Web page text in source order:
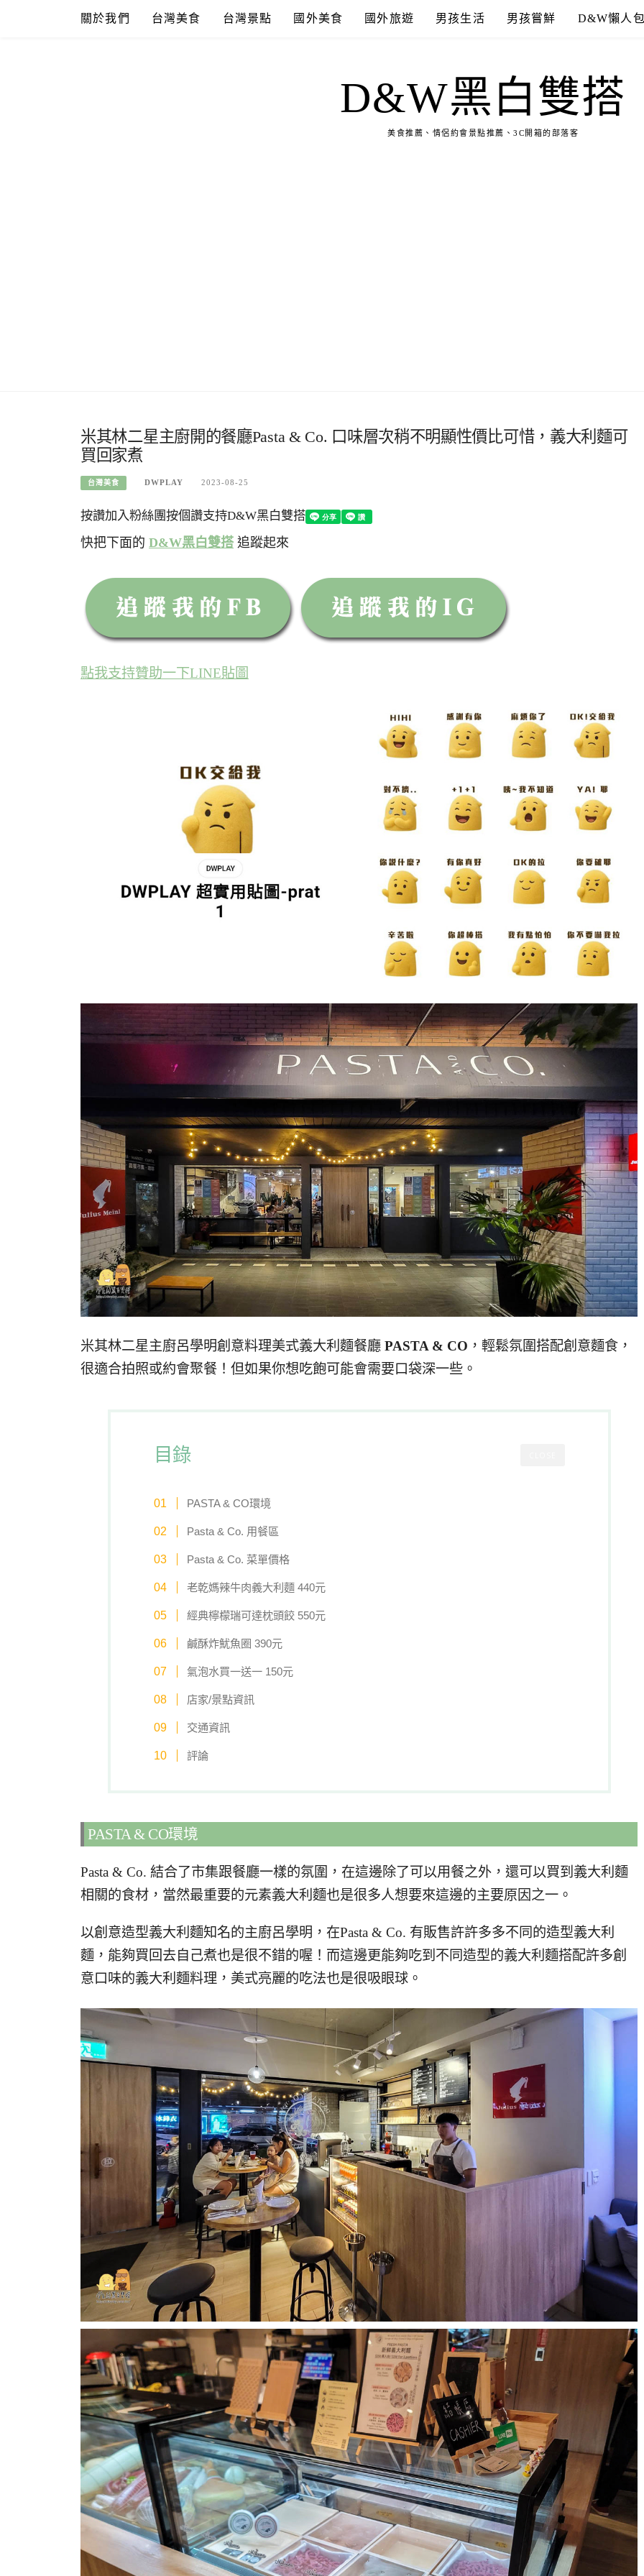
關於我們 台灣美食 台灣景點 國外美食 國外旅遊 男孩生活 男孩嘗鮮 D&W懶人
D&W黑白雙搭
美食推薦、情侶約會景點推薦、3C開箱的部落客
米其林二星主廚開的餐廳Pasta & Co. 口味層次稍不明顯性價比可惜，義大利麵可
買回家煮
台灣美食 DWPLAY 2023-08-25
按讚加入粉絲團按個讚支持D&W黑白雙搭
快把下面的 D&W黑白雙搭 追蹤起來
點我支持贊助一下LINE貼圖
米其林二星主廚呂學明創意料理美式義大利麵餐廳 PASTA & CO ，輕鬆氛圍搭配創意麵食，
很適合拍照或約會聚餐！但如果你想吃飽可能會需要口袋深一些。
目錄
PASTA & CO環境
Pasta & Co. 用餐區
Pasta & Co. 菜單價格
老乾媽辣牛肉義大利麵 440元
經典檸檬瑞可達枕頭餃 550元
鹹酥炸魷魚圈 390元
氣泡水買一送一 150元
店家/景點資訊
交通資訊
評論
PASTA & CO環境
Pasta & Co. 結合了市集跟餐廳一樣的氛圍，在這邊除了可以用餐之外，還可以買到義大利麵
相關的食材，當然最重要的元素義大利麵也是很多人想要來這邊的主要原因之一。
以創意造型義大利麵知名的主廚呂學明，在Pasta & Co. 有販售許許多多不同的造型義大利
麵，能夠買回去自己煮也是很不錯的喔！而這邊更能夠吃到不同造型的義大利麵搭配許多創
意口味的義大利麵料理，美式亮麗的吃法也是很吸眼球。